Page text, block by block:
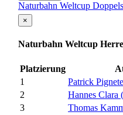
Naturbahn Weltcup
×
Naturbahn Weltcup
Platzierung
1
Patrick
2
Hannes Clara
3
Thomas